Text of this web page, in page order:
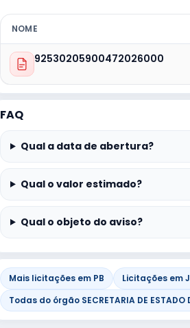
NOME
92530205900472026000
FAQ
Qual a data de abertura?
Qual o valor estimado?
Qual o objeto do aviso?
Mais licitações em PB Licitações em
Todas do órgão SECRETARIA DE ESTADO